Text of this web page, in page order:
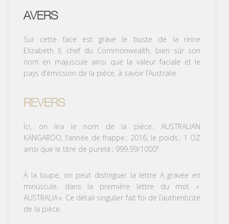
AVERS
Sur cette face est gravé le buste de la reine
Elizabeth II, chef du Commonwealth, bien sûr son
nom en majuscule ainsi que la valeur faciale et le
pays d’émission de la pièce, à savoir l’Australie.
REVERS
Ici, on lira le nom de la pièce ; AUSTRALIAN
KANGAROO, l’année de frappe ; 2016, le poids ; 1 OZ
ainsi que le titre de pureté ; 999,99/1000e.
À la loupe, on peut distinguer la lettre A gravée en
minuscule, dans la première lettre du mot «
AUSTRALIA». Ce détail singulier fait foi de l’authenticité
de la pièce.